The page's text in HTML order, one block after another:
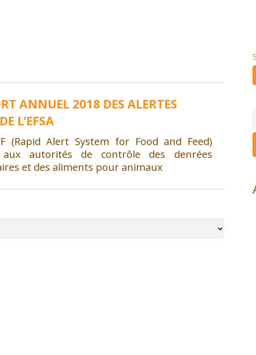
ANNUEL 2018 DES ALERTES
L’EFSA
(Rapid Alert System for Food and Feed)
autorités de contrôle des denrées
et des aliments pour animaux